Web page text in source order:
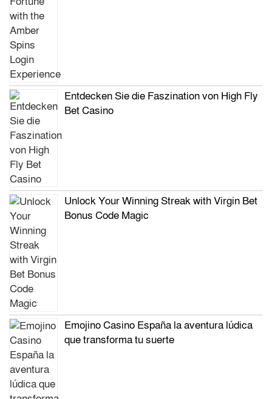
Entdecken Sie die Faszination von High Fly
Bet Casino
Unlock Your Winning Streak with Virgin Bet
Bonus Code Magic
Emojino Casino España la aventura lúdica
que transforma tu suerte